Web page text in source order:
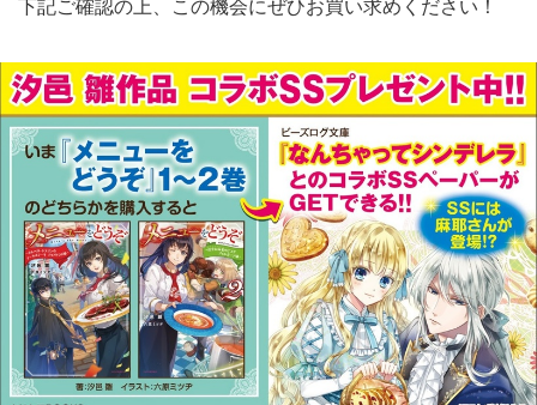
下記ご確認の上、この機会にぜひお買い求めください！